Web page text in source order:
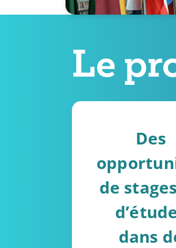
Le
Des
de
dans